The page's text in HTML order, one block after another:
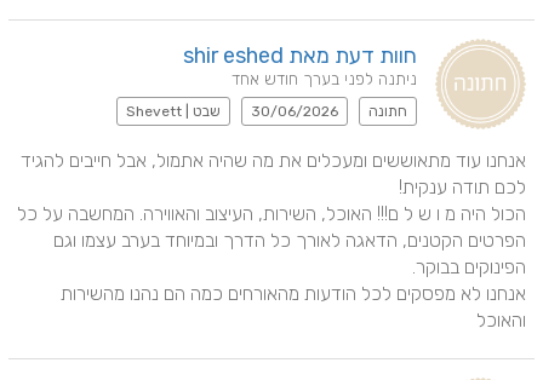
חוות דעת מאת shir eshed
ניתנה לפני בערך חודש אחד
חתונה 30/06/2026 שבט | Shevett
והאוכל